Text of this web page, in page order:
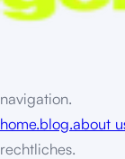
navigation.
home.blog.about
rechtliches.